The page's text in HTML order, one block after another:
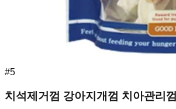
#5
치석제거껌 강아지개껌 치아관리껌